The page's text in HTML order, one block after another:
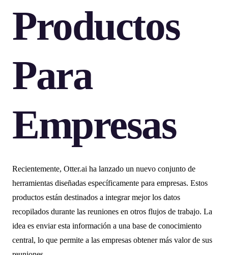
Productos
Para
Empresas
Recientemente, Otter.ai ha lanzado un nuevo conjunto de
herramientas diseñadas específicamente para empresas. Estos
productos están destinados a integrar mejor los datos
recopilados durante las reuniones en otros flujos de trabajo. La
idea es enviar esta información a una base de conocimiento
central, lo que permite a las empresas obtener más valor de sus